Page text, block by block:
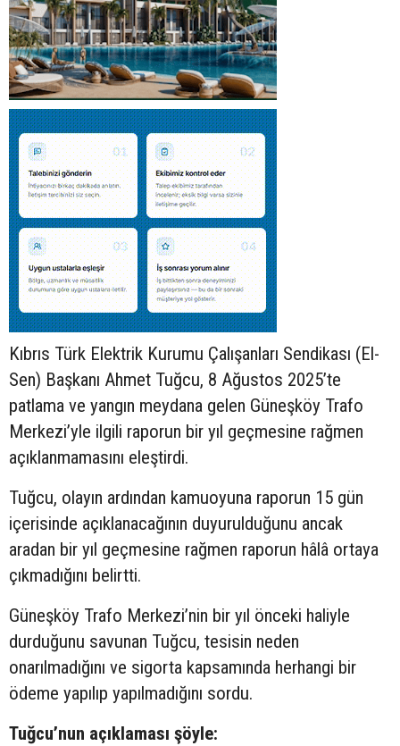
Kıbrıs Türk Elektrik Kurumu Çalışanları Sendikası (El-
Sen) Başkanı Ahmet Tuğcu, 8 Ağustos 2025’te
patlama ve yangın meydana gelen Güneşköy Trafo
Merkezi’yle ilgili raporun bir yıl geçmesine rağmen
açıklanmamasını eleştirdi.
Tuğcu, olayın ardından kamuoyuna raporun 15 gün
içerisinde açıklanacağının duyurulduğunu ancak
aradan bir yıl geçmesine rağmen raporun hâlâ ortaya
çıkmadığını belirtti.
Güneşköy Trafo Merkezi’nin bir yıl önceki haliyle
durduğunu savunan Tuğcu, tesisin neden
onarılmadığını ve sigorta kapsamında herhangi bir
ödeme yapılıp yapılmadığını sordu.
Tuğcu’nun açıklaması şöyle: